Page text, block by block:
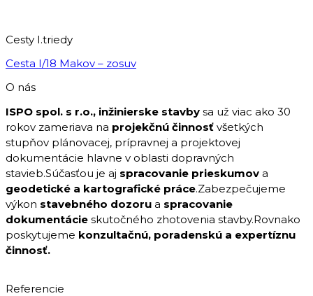
Cesty I.triedy
Cesta I/18 Makov – zosuv
O nás
ISPO spol. s r.o., inžinierske stavby sa už viac ako 30
rokov zameriava na projekčnú činnosť všetkých
stupňov plánovacej, prípravnej a projektovej
dokumentácie hlavne v oblasti dopravných
stavieb.Súčasťou je aj spracovanie prieskumov a
geodetické a kartografické práce.Zabezpečujeme
výkon stavebného dozoru a spracovanie
dokumentácie skutočného zhotovenia stavby.Rovnako
poskytujeme konzultačnú, poradenskú a expertíznu
činnosť.
Referencie